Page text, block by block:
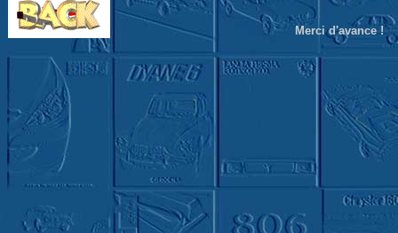
Merci d'avance !